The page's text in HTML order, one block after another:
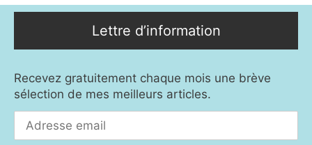
Lettre d’information
Recevez gratuitement chaque mois une brève
sélection de mes meilleurs articles.